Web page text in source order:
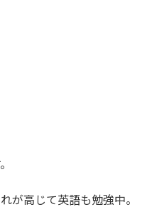
が高じて英語も勉強中。